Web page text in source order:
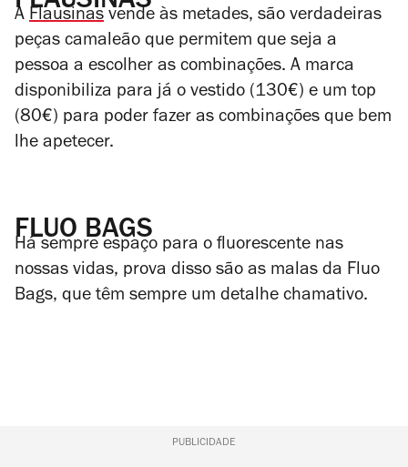
A Flausinas vende às metades, são verdadeiras
peças camaleão que permitem que seja a
pessoa a escolher as combinações. A marca
disponibiliza para já o vestido (130€) e um top
(80€) para poder fazer as combinações que bem
lhe apetecer.
FLUO BAGS
Há sempre espaço para o fluorescente nas
nossas vidas, prova disso são as malas da Fluo
Bags, que têm sempre um detalhe chamativo.
PUBLICIDADE